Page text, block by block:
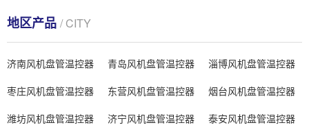
地区产品 / CITY
济南风机盘管温控器 青岛风机盘管温控器
淄博风机盘管温控器
枣庄风机盘管温控器
东营风机盘管温控器
烟台风机盘管温控器
潍坊风机盘管温控器
济宁风机盘管温控器
泰安风机盘管温控器